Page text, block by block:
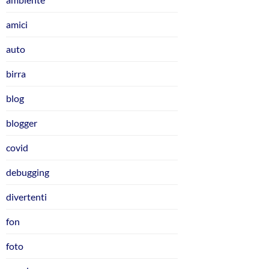
amici
auto
birra
blog
blogger
covid
debugging
divertenti
fon
foto